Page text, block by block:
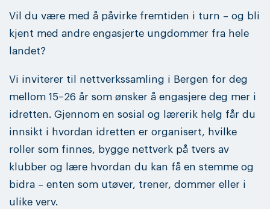
Vil du være med å påvirke fremtiden i turn – og bli
kjent med andre engasjerte ungdommer fra hele
landet?
Vi inviterer til nettverkssamling i Bergen for deg
mellom 15–26 år som ønsker å engasjere deg mer i
idretten. Gjennom en sosial og lærerik helg får du
innsikt i hvordan idretten er organisert, hvilke
roller som finnes, bygge nettverk på tvers av
klubber og lære hvordan du kan få en stemme og
bidra – enten som utøver, trener, dommer eller i
ulike verv.